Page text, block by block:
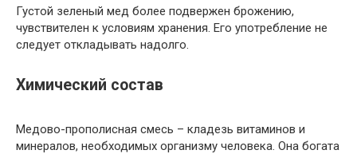
Густой зеленый мед более подвержен брожению,
чувствителен к условиям хранения. Его употребление не
следует откладывать надолго.
Химический состав
Медово-прополисная смесь – кладезь витаминов и
минералов, необходимых организму человека. Она богата